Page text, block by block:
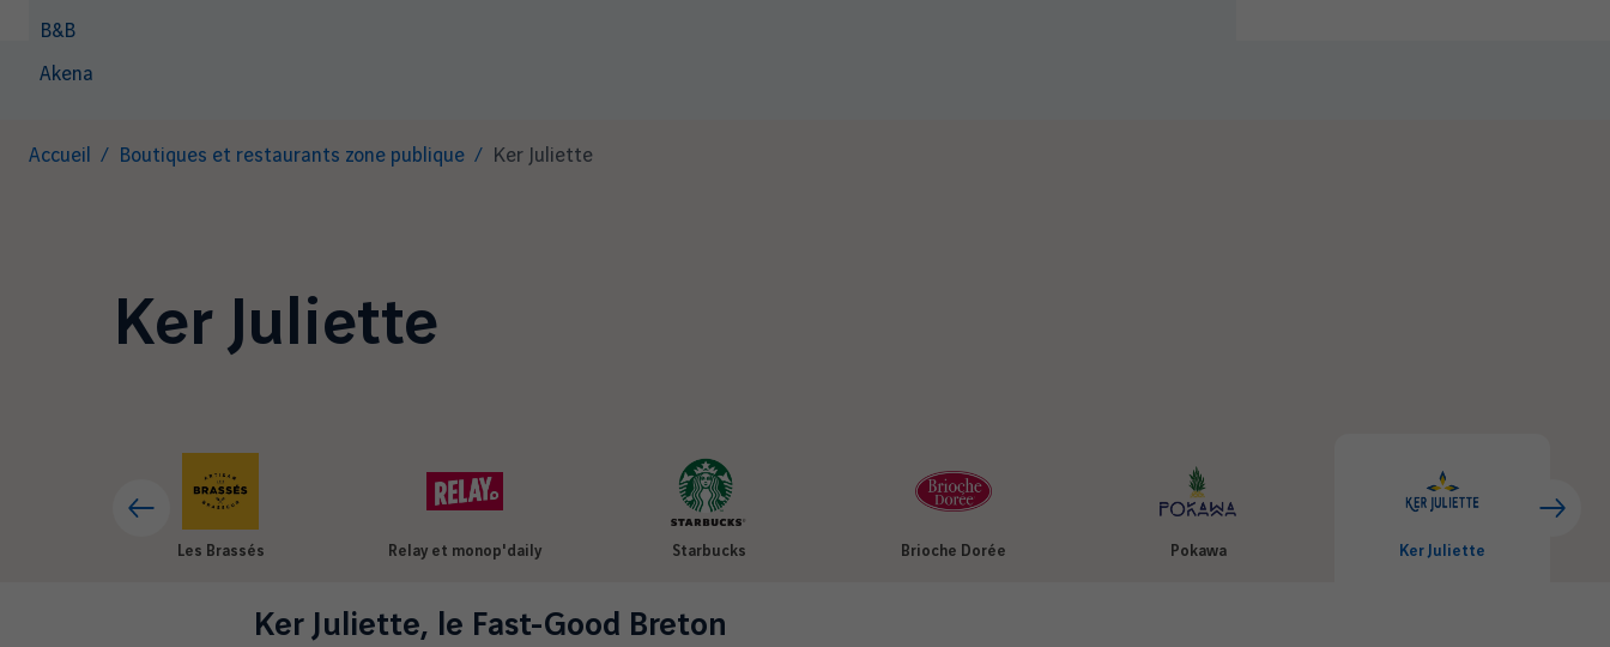
B&B
Akena
Fil
Accueil Boutiques et restaurants zone publique Ker Juliette
Ker Juliette
Les Brassés Relay et monop'daily Starbucks Brioche Dorée Pokawa Ker Juliette
Ker Juliette, le Fast-Good Breton